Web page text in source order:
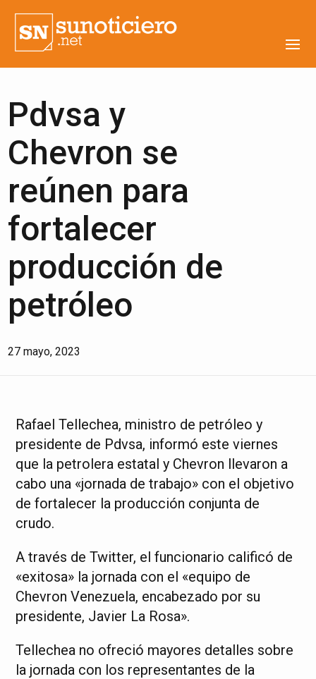
Pdvsa y
Chevron se
reúnen para
fortalecer
producción de
petróleo
27 mayo, 2023
Rafael Tellechea, ministro de petróleo y
presidente de Pdvsa, informó este viernes
que la petrolera estatal y Chevron llevaron a
cabo una «jornada de trabajo» con el objetivo
de fortalecer la producción conjunta de
crudo.
A través de Twitter, el funcionario calificó de
«exitosa» la jornada con el «equipo de
Chevron Venezuela, encabezado por su
presidente, Javier La Rosa».
Tellechea no ofreció mayores detalles sobre
la jornada con los representantes de la